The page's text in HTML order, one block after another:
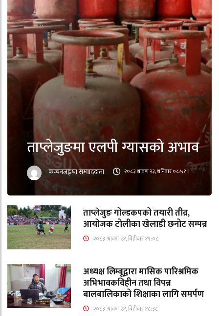
ताप्लेजुङमा एलपी ग्यासको अभाव
कन्चनजङ्घा सम्वाददाता २०८३ श्रावण २३, शनिबार ०८:५१
ताप्लेजुङ गोल्डकपको तयारी तीव्र,
आयोजक टोलीका खेलाडी छनोट सम्पन्न
२०८३ श्रावण २१, बिहीबार १९:०८
अध्यक्ष लिम्बूद्वारा मासिक पारिश्रमिक
अभिभावकविहीन तथा विपन्न
बालबालिकाको शिक्षाका लागि समर्पण
२०८३ श्रावण २१, बिहीबार १८:३८